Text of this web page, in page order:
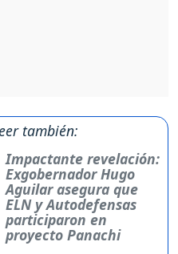
también:
Impactante revelación:
Exgobernador Hugo
Aguilar asegura que
ELN y Autodefensas
participaron en
proyecto Panachi